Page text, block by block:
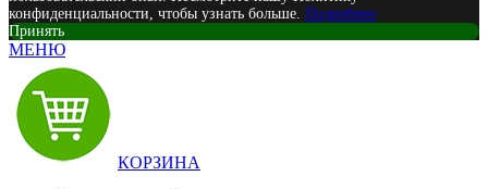
конфиденциальности, чтобы узнать больше. Подробнее
Принять
МЕНЮ
КОРЗИНА